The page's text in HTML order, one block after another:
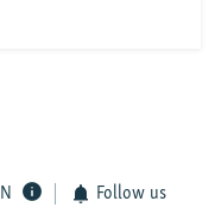
Follow us